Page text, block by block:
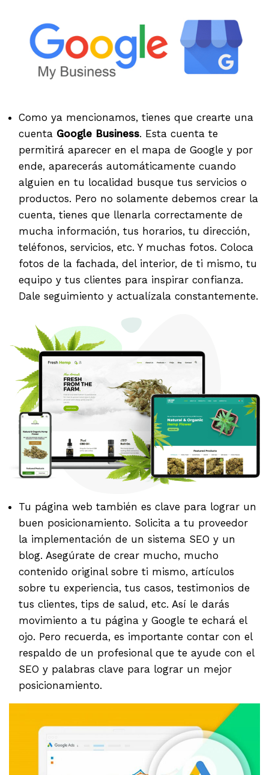
Como ya mencionamos, tienes que crearte una
cuenta Google Business. Esta cuenta te
permitirá aparecer en el mapa de Google y por
ende, aparecerás automáticamente cuando
alguien en tu localidad busque tus servicios o
productos. Pero no solamente debemos crear la
cuenta, tienes que llenarla correctamente de
mucha información, tus horarios, tu dirección,
teléfonos, servicios, etc. Y muchas fotos. Coloca
fotos de la fachada, del interior, de ti mismo, tu
equipo y tus clientes para inspirar confianza.
Dale seguimiento y actualízala constantemente.
Tu página web también es clave para lograr un
buen posicionamiento. Solicita a tu proveedor
la implementación de un sistema SEO y un
blog. Asegúrate de crear mucho, mucho
contenido original sobre ti mismo, artículos
sobre tu experiencia, tus casos, testimonios de
tus clientes, tips de salud, etc. Así le darás
movimiento a tu página y Google te echará el
ojo. Pero recuerda, es importante contar con el
respaldo de un profesional que te ayude con el
SEO y palabras clave para lograr un mejor
posicionamiento.